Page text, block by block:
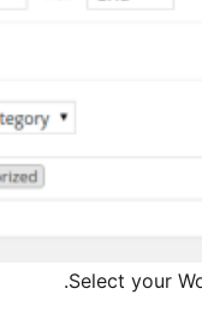
Select your